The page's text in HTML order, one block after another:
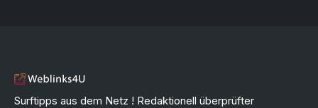
Surftipps aus dem Netz ! Redaktionell überprüfter